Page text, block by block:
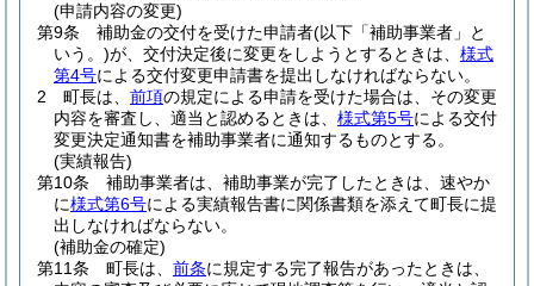
(申請内容の変更)
第9条
補助金の交付を受けた申請者(以下「補助事業者」と
いう。)が、交付決定後に変更をしようとするときは、 様式
第4号による交付変更申請書を提出しなければならない。
2
町長は、 前項の規定による申請を受けた場合は、その変更
内容を審査し、適当と認めるときは、 様式第5号による交付
変更決定通知書を補助事業者に通知するものとする。
(実績報告)
第10条
補助事業者は、補助事業が完了したときは、速やか
に様式第6号による実績報告書に関係書類を添えて町長に提
出しなければならない。
(補助金の確定)
第11条
町長は、 前条に規定する完了報告があったときは、